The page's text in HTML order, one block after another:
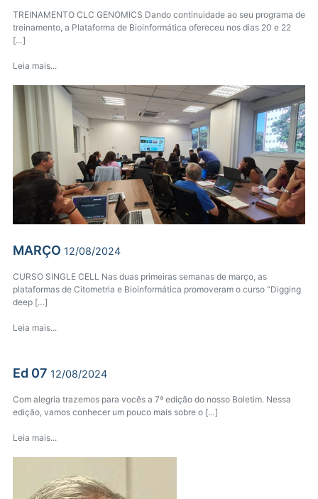
TREINAMENTO CLC GENOMICS Dando continuidade ao seu programa de
treinamento, a Plataforma de Bioinformática ofereceu nos dias 20 e 22
[…]
Leia mais...
MARÇO 12/08/2024
CURSO SINGLE CELL Nas duas primeiras semanas de março, as
plataformas de Citometria e Bioinformática promoveram o curso “Digging
deep […]
Leia mais...
Ed 07 12/08/2024
Com alegria trazemos para vocês a 7ª edição do nosso Boletim. Nessa
edição, vamos conhecer um pouco mais sobre o […]
Leia mais...